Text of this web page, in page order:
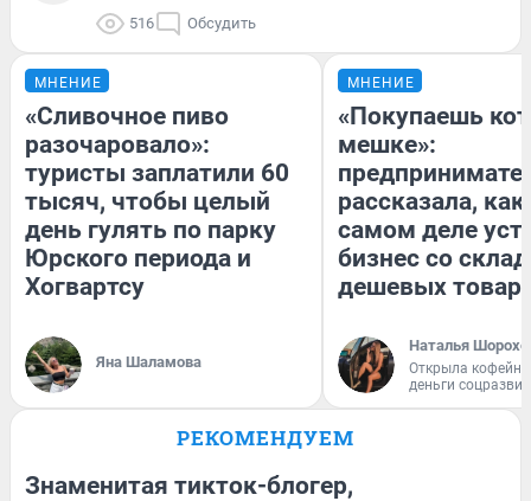
516 Обсудить
МНЕНИЕ
«Сливочное пиво
разочаровало»:
туристы заплатили 60
тысяч, чтобы целый
день гулять по парку
Юрского периода и
Хогвартсу
Яна Шаламова
МНЕНИЕ
«Покупаешь
мешке»:
рассказала, как
самом деле
бизнес со
дешевых
Наталья
Открыла
деньги
РЕКОМЕНДУЕМ
Знаменитая тикток-блогер,